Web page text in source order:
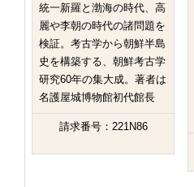
統一新羅と渤海の時代、高
麗や李朝の時代の諸問題を
検証。考古学から朝鮮半島
史を構築する、朝鮮考古学
研究60年の集大成。著者は
名護屋城博物館初代館長
請求番号：221N86